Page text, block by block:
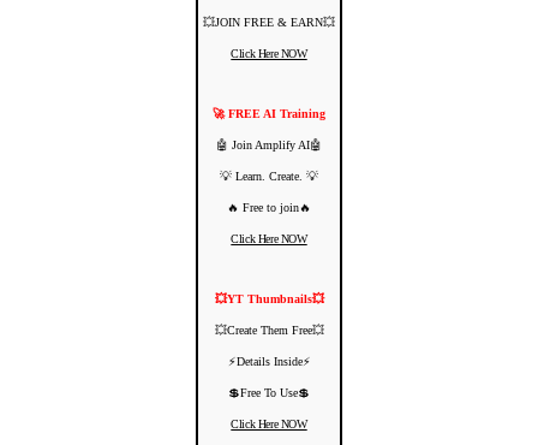
💥JOIN FREE & EARN💥
Click Here NOW
🚀 FREE AI Training
🤖 Join Amplify AI🤖
💡 Learn. Create. 💡
🔥 Free to join🔥
Click Here NOW
💥YT Thumbnails💥
💥Create Them Free💥
⚡️Details Inside⚡️
💲Free To Use💲
Click Here NOW